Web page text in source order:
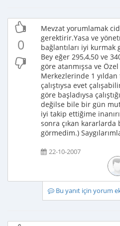
0
Mevzat yorumlamak
gerektirir.Yasa ve
bağlantıları iyi kurmak
Bey eğer 295,4,50 ve
göre atanmışsa ve
Merkezlerinde 1
çalıştıysa evet
göre başladıysa
değilse bile bir gün
iyi takip ettiğime
sonra çıkan
görmedim.)
22-10-2007
Bu yanıt için yorum